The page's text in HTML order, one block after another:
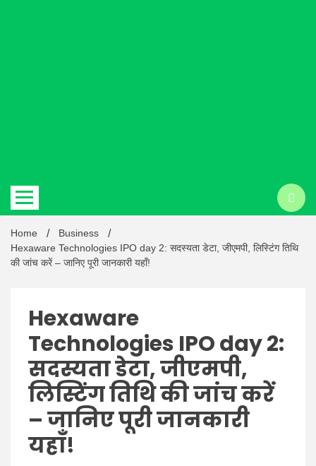
Latest
Hindi
News
Home
Business
Hexaware Technologies IPO day 2: सदस्यता डेटा, जीएमपी, लिस्टिंग तिथि
की जांच करें – जानिए पूरी जानकारी यहाँ!
Hexaware
Technologies IPO day 2:
सदस्यता डेटा, जीएमपी,
लिस्टिंग तिथि की जांच करें
– जानिए पूरी जानकारी
यहाँ!